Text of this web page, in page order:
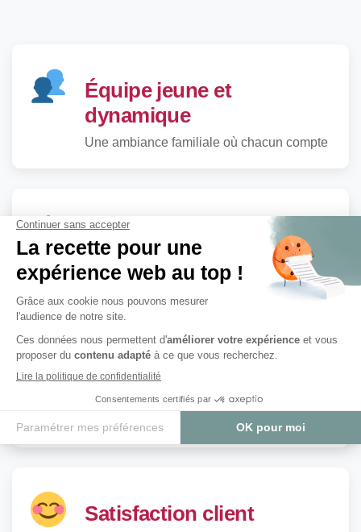
Équipe jeune et
dynamique
Une ambiance familiale où chacun compte
Excellence et qualité
Soucieux du travail bien fait et de notre
image de marque
Respect et savoir-vivre
Des relations basées sur le respect mutuel
et le professionnalisme
Satisfaction client